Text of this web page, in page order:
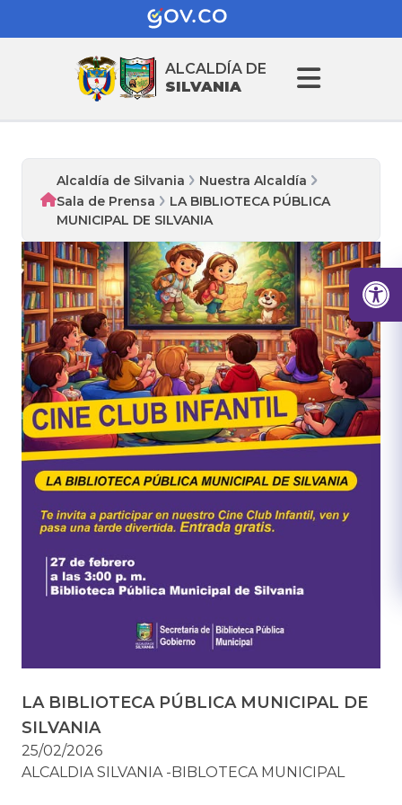
ALCALDÍA DE
SILVANIA
Alcaldía de Silvania
Nuestra Alcaldía
Sala de Prensa
LA BIBLIOTECA PÚBLICA
MUNICIPAL DE SILVANIA
LA BIBLIOTECA PÚBLICA MUNICIPAL DE
SILVANIA
25/02/2026
ALCALDIA SILVANIA -BIBLOTECA MUNICIPAL